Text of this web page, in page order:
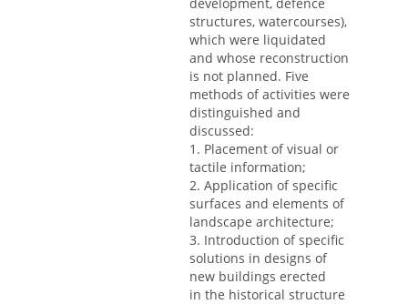
development, defence
structures, watercourses),
which were liquidated
and whose reconstruction
is not planned. Five
methods of activities were
distinguished and
discussed:
1. Placement of visual or
tactile information;
2. Application of specific
surfaces and elements of
landscape architecture;
3. Introduction of specific
solutions in designs of
new buildings erected
in the historical structure